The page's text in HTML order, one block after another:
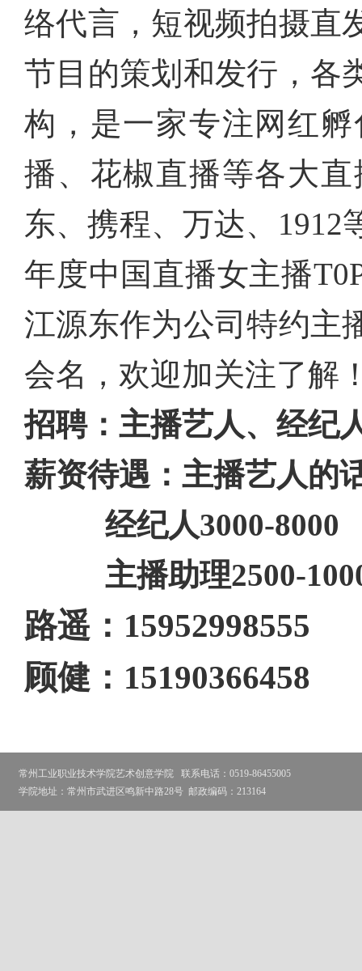
络代言，短视频拍摄直
节目的策划和发行，各
构，是一家专注 网红
播、花椒直播等各大
东、携程、万达、1912
年度中国直播女主播
江源东作为公司特约主
会名，欢迎加关注了解
招聘： 主播艺人、经纪
薪资待遇： 主播艺人的
经纪人3000-8000
主播助理2500-
路遥： 15952998555
顾健： 15190366458
常州工业职业技术学院艺术创意学院
联系电话：0519-86455005
学院地址：常州市武进区鸣新中路28号 邮政编码：213164